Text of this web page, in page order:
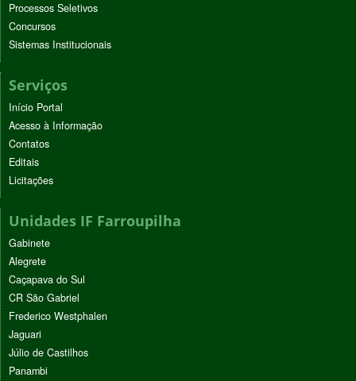
Processos Seletivos
Concursos
Sistemas Institucionais
Serviços
Início Portal
Acesso à Informação
Contatos
Editais
Licitações
Unidades IF Farroupilha
Gabinete
Alegrete
Caçapava do Sul
CR São Gabriel
Frederico Westphalen
Jaguari
Júlio de Castilhos
Panambi